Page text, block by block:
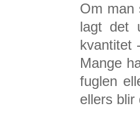
Om man
lagt det
kvantitet
Mange
fuglen
ellers blir